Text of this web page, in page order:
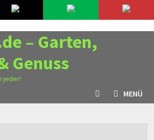
– Garten,
Genuss
jeder!
MENÜ